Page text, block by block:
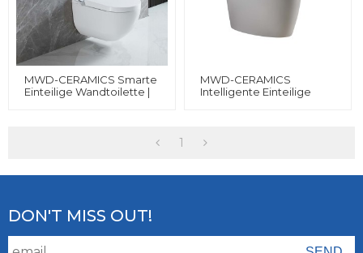
MWD-CERAMICS Smarte
Einteilige Wandtoilette |
MWD-CERAMICS
Intelligente Einteilige
Warmlufttrocknung Und
1
DON'T MISS OUT!